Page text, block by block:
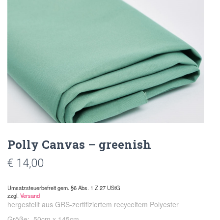
Polly Canvas – greenish
€ 14,00
Umsatzsteuerbefreit gem. §6 Abs. 1 Z 27 UStG
zzgl. Versand
hergestellt aus GRS-zertifiziertem recyceltem Polyester